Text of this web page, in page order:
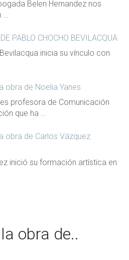
Belen Hernandez nos
…
PABLO CHOCHO BEVILACQUA
inicia su vínculo con
obra de Noelia Yanes
profesora de Comunicación
que ha …
obra de Carlos Vázquez
inició su formación artística en
obra de..